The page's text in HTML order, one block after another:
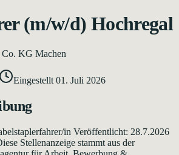
(m/w/d) Hochregal
KG Machen
Eingestellt 01. Juli 2026
in Veröffentlicht: 28.7.2026
Stellenanzeige stammt aus der